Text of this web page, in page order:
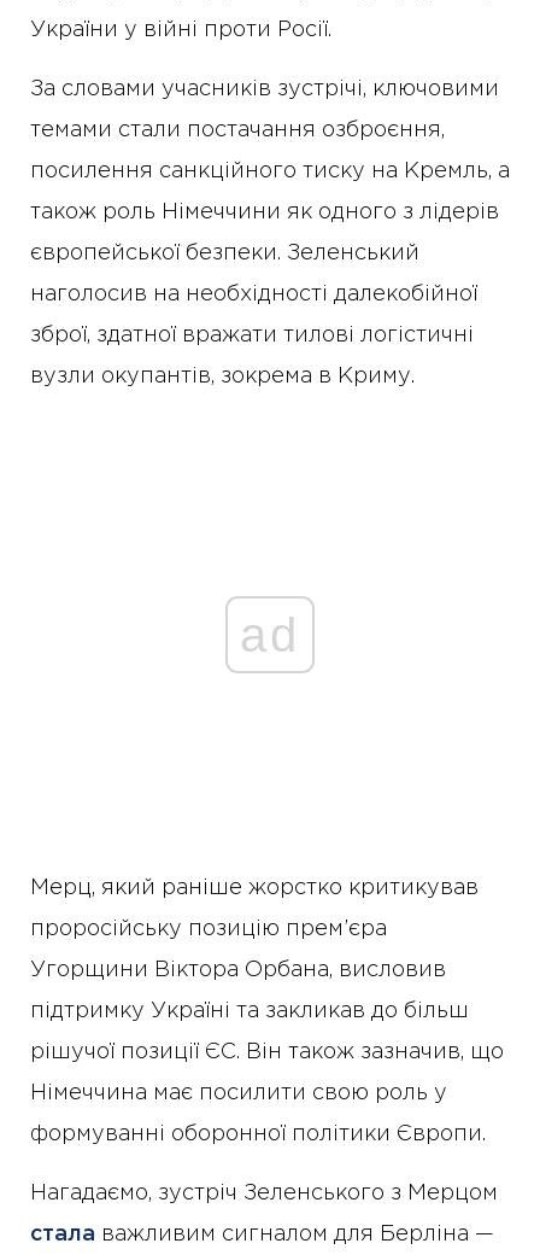
України у війні проти Росії.
За словами учасників зустрічі, ключовими
темами стали постачання озброєння,
посилення санкційного тиску на Кремль, а
також роль Німеччини як одного з лідерів
європейської безпеки. Зеленський
наголосив на необхідності далекобійної
зброї, здатної вражати тилові логістичні
вузли окупантів, зокрема в Криму.
ad
Мерц, який раніше жорстко критикував
проросійську позицію прем’єра
Угорщини Віктора Орбана, висловив
підтримку Україні та закликав до більш
рішучої позиції ЄС. Він також зазначив, що
Німеччина має посилити свою роль у
формуванні оборонної політики Європи.
Нагадаємо, зустріч Зеленського з Мерцом
стала важливим сигналом для Берліна —